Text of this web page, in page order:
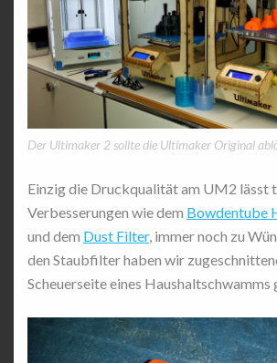
Der Ultimaker 2 sollte die Ultimaker Original
Einzig die Druckqualität am UM2 lässt
Verbesserungen wie dem Bowdentube
und dem Dust Filter, immer noch zu
den Staubfilter haben wir
Scheuerseite eines Haushaltschwamms